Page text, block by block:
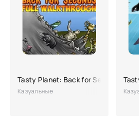
Tasty Planet: Back for Seconds
Казуальные